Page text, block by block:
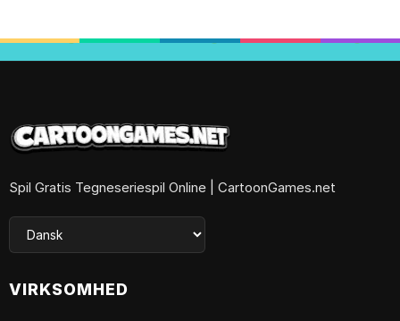
Spil Gratis Tegneseriespil Online | CartoonGames.net
VIRKSOMHED